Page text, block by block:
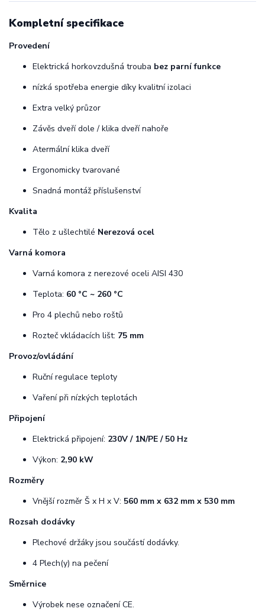
Kompletní specifikace
Provedení
Elektrická horkovzdušná trouba bez parní funkce
nízká spotřeba energie díky kvalitní izolaci
Extra velký průzor
Závěs dveří dole / klika dveří nahoře
Atermální klika dveří
Ergonomicky tvarované
Snadná montáž příslušenství
Kvalita
Tělo z ušlechtilé Nerezová ocel
Varná komora
Varná komora z nerezové oceli AISI 430
Teplota: 60 °C ~ 260 °C
Pro 4 plechů nebo roštů
Rozteč vkládacích lišt: 75 mm
Provoz/ovládání
Ruční regulace teploty
Vaření při nízkých teplotách
Připojení
Elektrická připojení: 230V / 1N/PE / 50 Hz
Výkon: 2,90 kW
Rozměry
Vnější rozměr Š x H x V: 560 mm x 632 mm x 530 mm
Rozsah dodávky
Plechové držáky jsou součástí dodávky.
4 Plech(y) na pečení
Směrnice
Výrobek nese označení CE.